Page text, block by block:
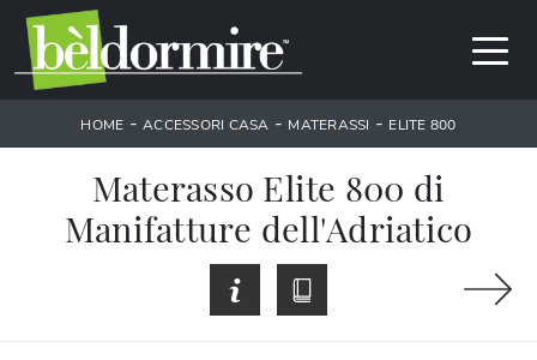
HOME -ACCESSORI CASA - MATERASSI - ELITE 800
Materasso Elite 800 di
Manifatture dell'Adriatico